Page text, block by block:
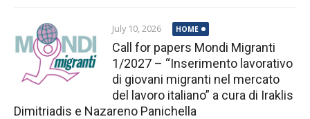
July 10, 2026 HOME
Call for papers Mondi Migranti
1/2027 – “Inserimento lavorativo
di giovani migranti nel mercato
del lavoro italiano” a cura di Iraklis
Dimitriadis e Nazareno Panichella